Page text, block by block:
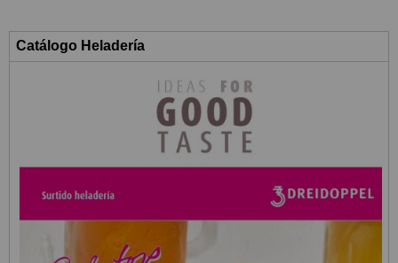
Catálogo Heladería